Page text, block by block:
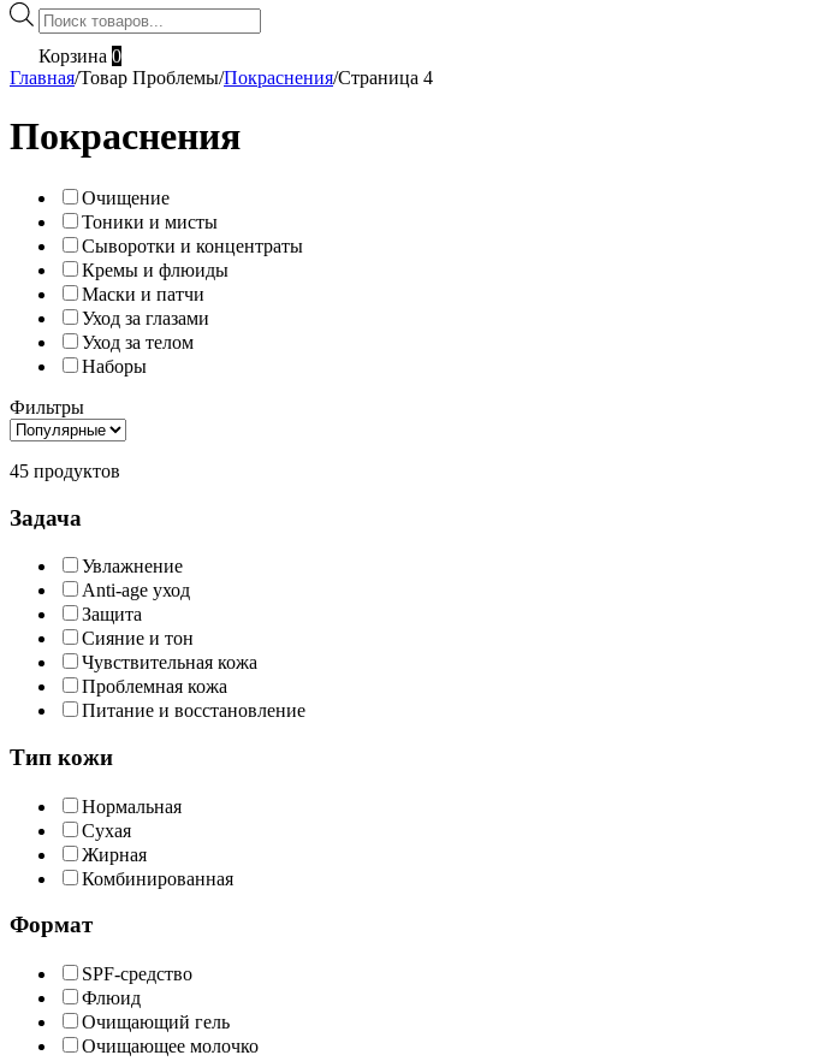
Поиск
товаров
Корзина 0
Главная/Товар Проблемы/Покраснения/Страница 4
Покраснения
Очищение
Тоники и мисты
Сыворотки и концентраты
Кремы и флюиды
Маски и патчи
Уход за глазами
Уход за телом
Наборы
Фильтры
45 продуктов
Задача
Увлажнение
Anti-age уход
Защита
Сияние и тон
Чувствительная кожа
Проблемная кожа
Питание и восстановление
Тип кожи
Нормальная
Сухая
Жирная
Комбинированная
Формат
SPF-средство
Флюид
Очищающий гель
Очищающее молочко